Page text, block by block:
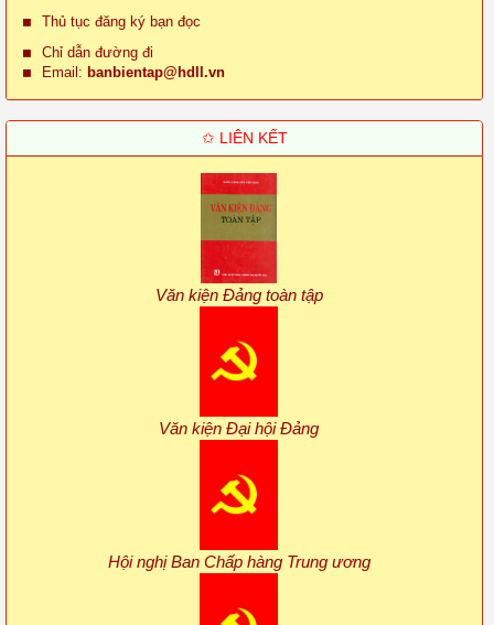
Thủ tục đăng ký bạn đọc
Chỉ dẫn đường đi
Email: banbientap@hdll.vn
✩ LIÊN KẾT
Văn kiện Đảng toàn tập
Văn kiện Đại hội Đảng
Hội nghị Ban Chấp hàng Trung ương